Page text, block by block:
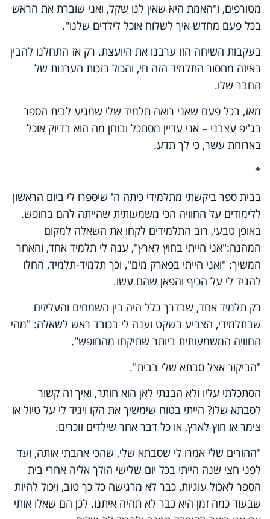
מטורפים, ו"האמת היא שאין לנו שקל, ואני שוברת את הראש
בכל פעם מחדש איך לשלוח אוכל לילדים שלנו".
בעקבות השיחה הזו ערבנו את היועצת. רק אז התחלנו להבין
באיזה מחסור התלמיד הזה חי, והכול בזכות הערנות של
החבר שלו.
מאז, בכל פעם שאני רואה תלמיד שלי שמגיע לבית הספר
בג'יפ עצבני – אני עדיין מסתכל ובוחן מה הוא בדיוק אוכל
בארוחת עשר, כי לך תדע.
*
בבית ספר ביקשתי מתלמידי כיתה ה' שיספרו לי ביום הראשון
ללימודים על החוויה הכי משמעותית שהייתה להם בחופש.
באופן טבעי, רוב התלמידים לקחו את השאלה למקום
המהנה:
"אני הייתי בחוץ לארץ", ענה לי תלמיד אחד, והאחר
המשיך: "ואני הייתי בפארק מים", וכך תלמיד-תלמיד, החלו
להגיד לי על הכיף והפאן שהם עשו.
רק תלמיד אחד, שבדרך כלל היה בין השמחים והעליזים
שבתלמידי, הצביע בשקט וענה לי בכובד ראש לשאלה: "מהי
החוויה המשמעותית ביותר שתיקחו מהחופש".
"הביקור אצל סבתא שלי בבית".
הסתכלתי עליו ולא הבנתי לאן הוא חותר, ואיך זה קשור
לסבתא שלו? הייתי בטוח שימשיך את הקו ויגיד לי על טיול או
צימר או חוץ לארץ, או כל דבר אחר שילדים זוכרים.
"ההורים שלי אמרו לי שסבתא שלי, שהכי אהבתי אותה, ועד
לפני חצי שנה הייתי בכל יום שלישי הולך אליה אחרי בית
הספר לאכול עוגיות, כבר לא מרגישה כל כך טוב, ויכול להיות
שבעוד כמה זמן היא כבר לא תהיה איתנו. לכן הם שאלו אותי